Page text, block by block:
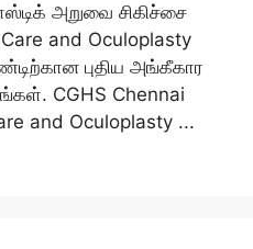
அறுவை சிகிச்சை
and Oculoplasty
புதிய அங்கீகார
CGHS Chennai
and Oculoplasty ...